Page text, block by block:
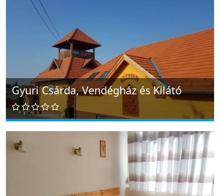
Gyuri Csárda, Vendégház és Kilátó